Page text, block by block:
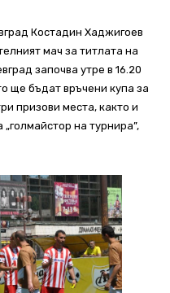
Костадин Хаджигоев
мач за титлата на
започва утре в 16.20
ще бъдат връчени купа за
призови места, както и
на турнира”,